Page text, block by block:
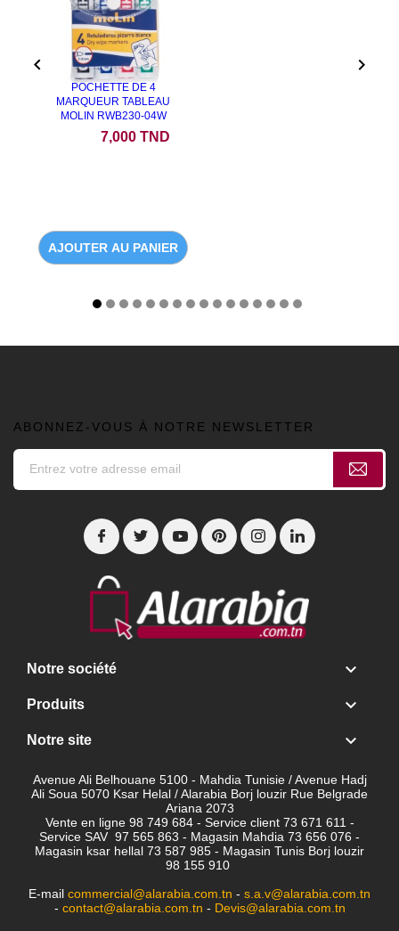
POCHETTE DE 4
MARQUEUR TABLEAU
MOLIN RWB230-04W
7,000 TND
AJOUTER AU PANIER
 
ABONNEZ-VOUS À NOTRE NEWSLETTER
Notre société 
Produits 
Notre site 
Avenue Ali Belhouane 5100 - Mahdia Tunisie / Avenue Hadj
Ali Soua 5070 Ksar Helal / Alarabia Borj louzir Rue Belgrade
Ariana 2073
Vente en ligne 98 749 684 - Service client 73 671 611 -
Service SAV 97 565 863 - Magasin Mahdia 73 656 076 -
Magasin ksar hellal 73 587 985 - Magasin Tunis Borj louzir
98 155 910
E-mail commercial@alarabia.com.tn - s.a.v@alarabia.com.tn
- contact@alarabia.com.tn - Devis@alarabia.com.tn